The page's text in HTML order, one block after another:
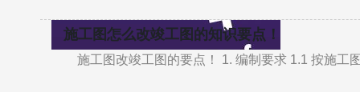
施工图怎么改竣工图的知识要点！
施工图改竣工图的要点！ 1. 编制要求 1.1 按施工